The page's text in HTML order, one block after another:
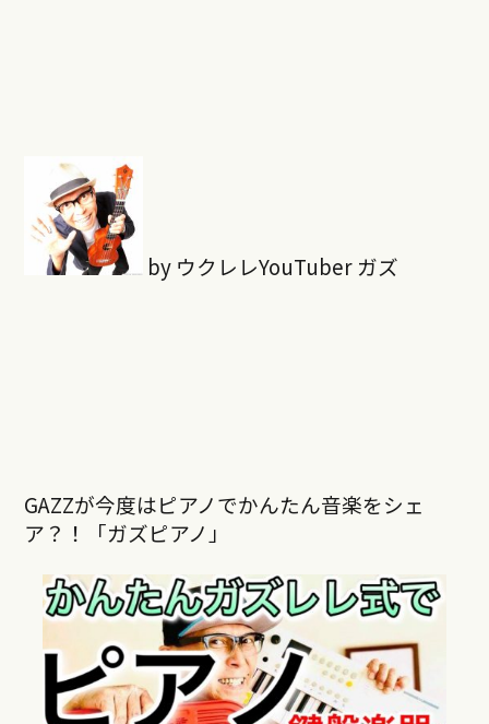
by ウクレレYouTuber ガズ
GAZZが今度はピアノでかんたん音楽をシェ
ア？！「ガズピアノ」